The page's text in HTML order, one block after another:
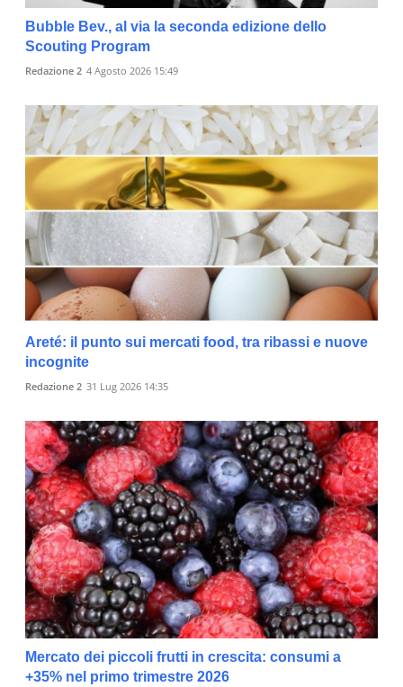
Bubble Bev., al via la seconda edizione dello
Scouting Program
Redazione 2 4 Agosto 2026 15:49
Areté: il punto sui mercati food, tra ribassi e nuove
incognite
Redazione 2 31 Lug 2026 14:35
Mercato dei piccoli frutti in crescita: consumi a
+35% nel primo trimestre 2026